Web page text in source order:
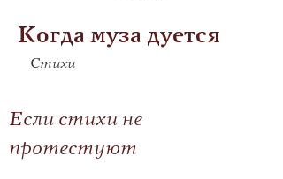
Когда муза дуется
Стихи
Если стихи не
протестуют